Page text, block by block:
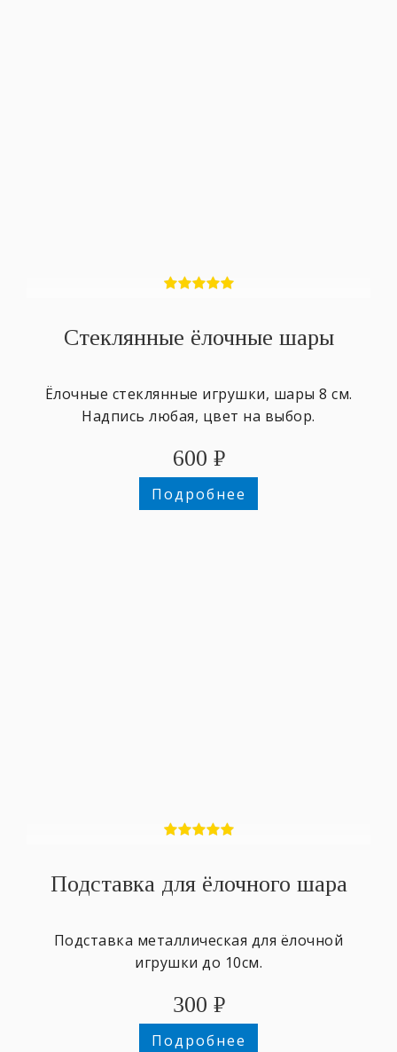
Стеклянные ёлочные шары
Ёлочные стеклянные игрушки, шары 8 см.
Надпись любая, цвет на выбор.
600 ₽
Подробнее
Подставка для ёлочного шара
Подставка металлическая для ёлочной
игрушки до 10см.
300 ₽
Подробнее